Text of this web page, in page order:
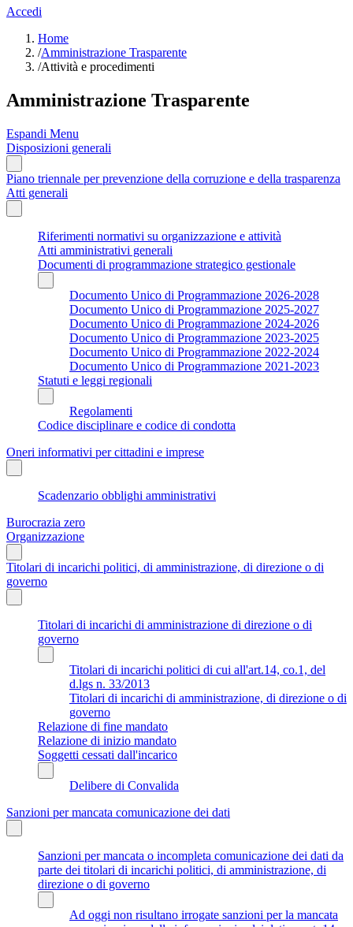
Accedi
Home
/Amministrazione Trasparente
/Attività e procedimenti
Amministrazione Trasparente
Espandi Menu
Disposizioni generali
Piano triennale per prevenzione della corruzione e della trasparenza
Atti generali
Riferimenti normativi su organizzazione e attività
Atti amministrativi generali
Documenti di programmazione strategico gestionale
Documento Unico di Programmazione 2026-2028
Documento Unico di Programmazione 2025-2027
Documento Unico di Programmazione 2024-2026
Documento Unico di Programmazione 2023-2025
Documento Unico di Programmazione 2022-2024
Documento Unico di Programmazione 2021-2023
Statuti e leggi regionali
Regolamenti
Codice disciplinare e codice di condotta
Oneri informativi per cittadini e imprese
Scadenzario obblighi amministrativi
Burocrazia zero
Organizzazione
Titolari di incarichi politici, di amministrazione, di direzione o di
governo
Titolari di incarichi di amministrazione di direzione o di
governo
Titolari di incarichi politici di cui all'art.14, co.1, del
d.lgs n. 33/2013
Titolari di incarichi di amministrazione, di direzione o di
governo
Relazione di fine mandato
Relazione di inizio mandato
Soggetti cessati dall'incarico
Delibere di Convalida
Sanzioni per mancata comunicazione dei dati
Sanzioni per mancata o incompleta comunicazione dei dati da
parte dei titolari di incarichi politici, di amministrazione, di
direzione o di governo
Ad oggi non risultano irrogate sanzioni per la mancata